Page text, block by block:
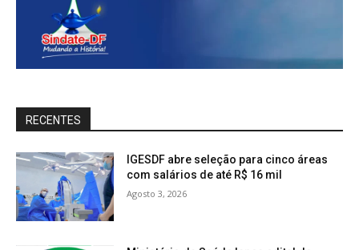
RECENTES
IGESDF abre seleção para cinco áreas
com salários de até R$ 16 mil
Agosto 3, 2026